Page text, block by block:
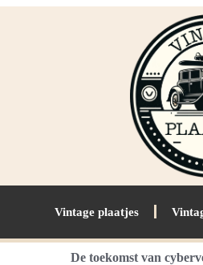
Vintage plaatjes
De toekomst van